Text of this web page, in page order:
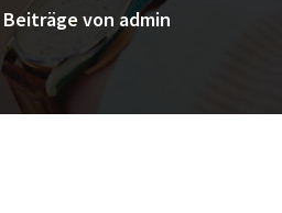
Beiträge von admin